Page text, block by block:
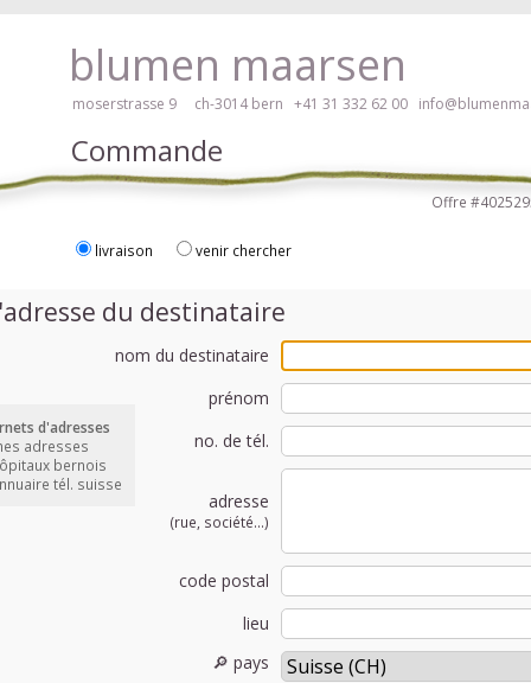
blumen maarsen
moserstrasse 9 ch-3014 bern +41 31 332 62 00
Commande
du destinataire
nom du destinataire
prénom
no. de tél.
adresse
(rue, société...)
code postal
lieu
🔎 pays
Offre
livraison venir chercher
d'adresses
adresses
bernois
tél. suisse